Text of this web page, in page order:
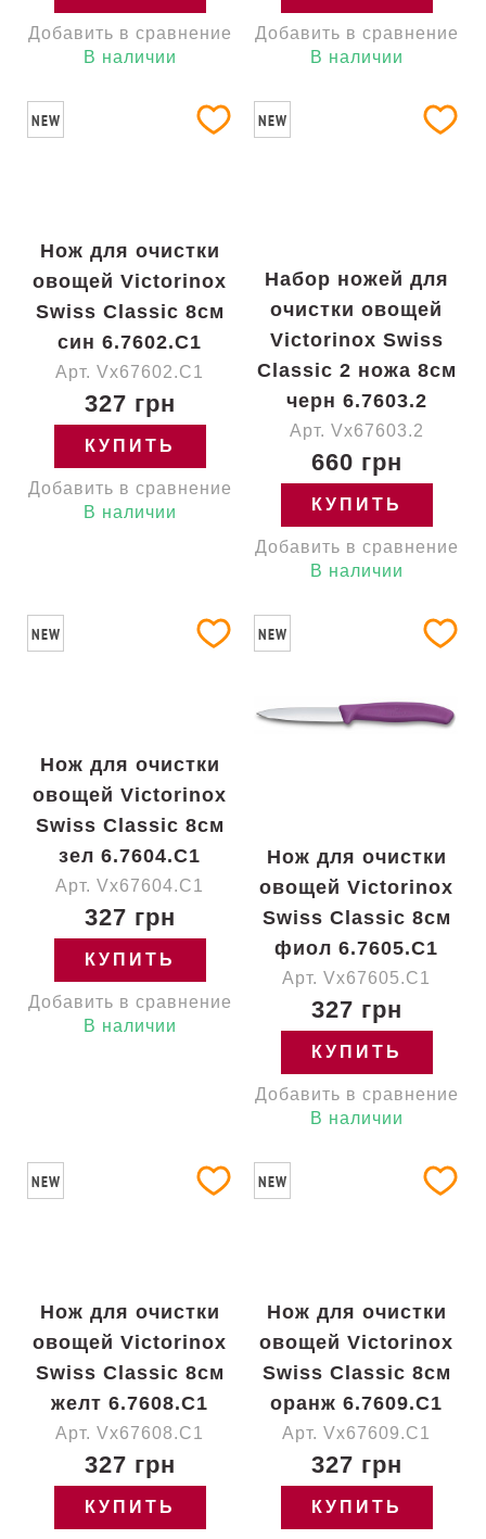
Добавить в сравнение
В наличии
Добавить в сравнение
В наличии
NEW
Нож для очистки
овощей Victorinox
Swiss Classic 8см
син 6.7602.C1
Арт. Vx67602.C1
327 грн
КУПИТЬ
Добавить в сравнение
В наличии
NEW
Набор ножей для
очистки овощей
Victorinox Swiss
Classic 2 ножа 8см
черн 6.7603.2
Арт. Vx67603.2
660 грн
КУПИТЬ
Добавить в сравнение
В наличии
NEW
Нож для очистки
овощей Victorinox
Swiss Classic 8см
зел 6.7604.C1
Арт. Vx67604.C1
327 грн
КУПИТЬ
Добавить в сравнение
В наличии
NEW
Нож для очистки
овощей Victorinox
Swiss Classic 8см
фиол 6.7605.C1
Арт. Vx67605.C1
327 грн
КУПИТЬ
Добавить в сравнение
В наличии
NEW
Нож для очистки
овощей Victorinox
Swiss Classic 8см
желт 6.7608.C1
Арт. Vx67608.C1
327 грн
КУПИТЬ
NEW
Нож для очистки
овощей Victorinox
Swiss Classic 8см
оранж 6.7609.C1
Арт. Vx67609.C1
327 грн
КУПИТЬ